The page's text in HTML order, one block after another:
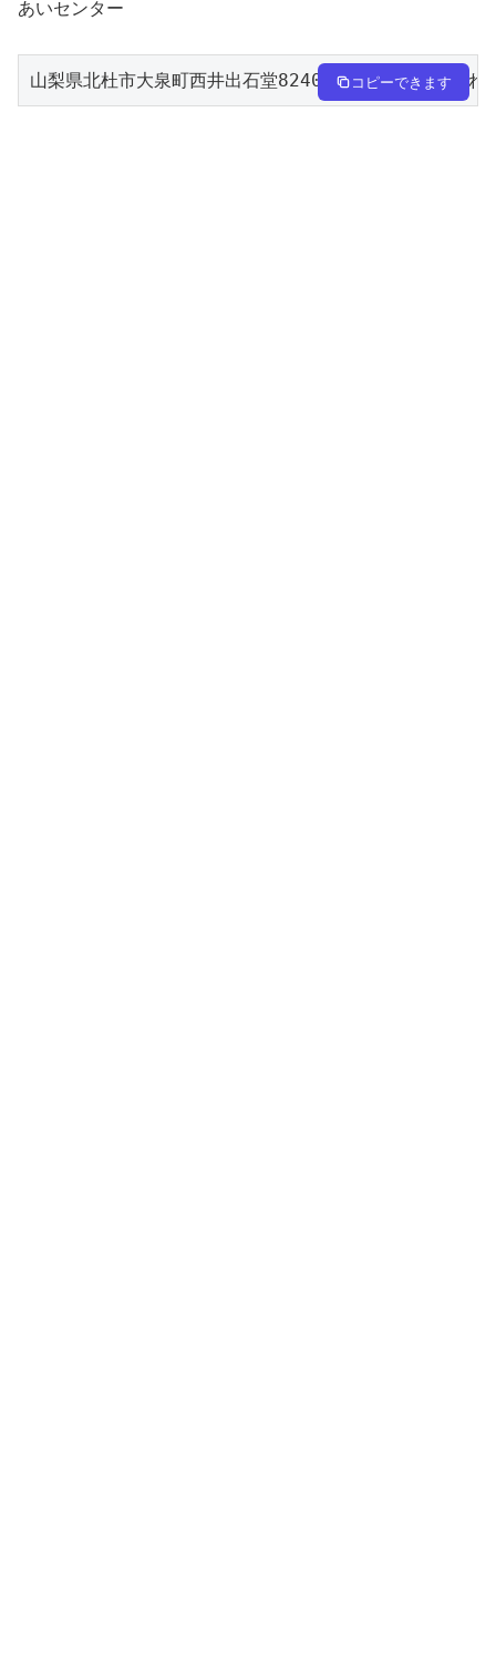
あいセンター
山梨県北杜市大泉町西井出石堂8240-1　八ヶ岳自然ふれ
コピーできます